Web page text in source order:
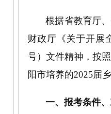
根据省教育厅
财政厅《关于开展
号）文件精神，按
阳市培养的2025届
一、报考条件